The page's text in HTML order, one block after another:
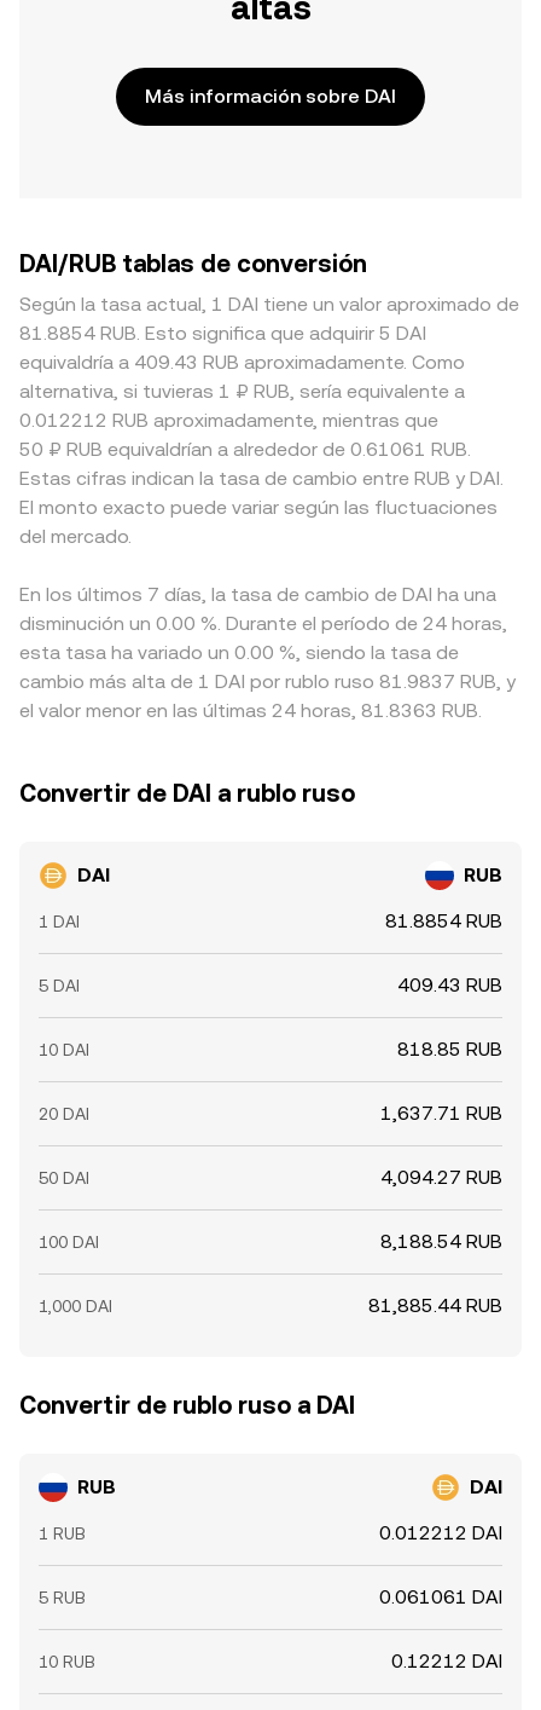
Más información sobre DAI
DAI/RUB tablas de conversión
Según la tasa actual, 1 DAI tiene un valor aproximado de
81.8854 RUB. Esto significa que adquirir 5 DAI
equivaldría a 409.43 RUB aproximadamente. Como
alternativa, si tuvieras 1 ₽ RUB, sería equivalente a
0.012212 RUB aproximadamente, mientras que
50 ₽ RUB equivaldrían a alrededor de 0.61061 RUB.
Estas cifras indican la tasa de cambio entre RUB y DAI.
El monto exacto puede variar según las fluctuaciones
del mercado.
En los últimos 7 días, la tasa de cambio de DAI ha una
disminución un 0.00 %. Durante el período de 24 horas,
esta tasa ha variado un 0.00 %, siendo la tasa de
cambio más alta de 1 DAI por rublo ruso 81.9837 RUB, y
el valor menor en las últimas 24 horas, 81.8363 RUB.
Convertir de DAI a rublo ruso
DAI RUB
1 DAI 81.8854 RUB
5 DAI 409.43 RUB
10 DAI 818.85 RUB
20 DAI 1,637.71 RUB
50 DAI 4,094.27 RUB
100 DAI 8,188.54 RUB
1,000 DAI 81,885.44 RUB
Convertir de rublo ruso a DAI
RUB DAI
1 RUB 0.012212 DAI
5 RUB 0.061061 DAI
10 RUB 0.12212 DAI